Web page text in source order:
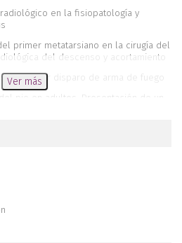
en la fisiopatología y
primer metatarsiano en la cirugía del
del descenso y acortamiento
por disparo de arma de fuego
pie en adultos. Presentación de un
un Máster Universitario en Cirugía de
de Madrid
Ver más